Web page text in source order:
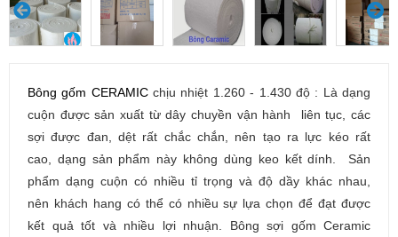
Bông gốm CERAMICchịu nhiệt 1.260 - 1.430 độ : Là dạng
cuộn được sản xuất từ dây chuyền vận hành liên tục, các
sợi được đan, dệt rất chắc chắn, nên tạo ra lực kéo rất
cao, dạng sản phẩm này không dùng keo kết dính. Sản
phẩm dạng cuộn có nhiều tỉ trọng và độ dầy khác nhau,
nên khách hang có thể có nhiều sự lựa chọn để đạt được
kết quả tốt và nhiều lợi nhuận. Bông sợi gốm Ceramic